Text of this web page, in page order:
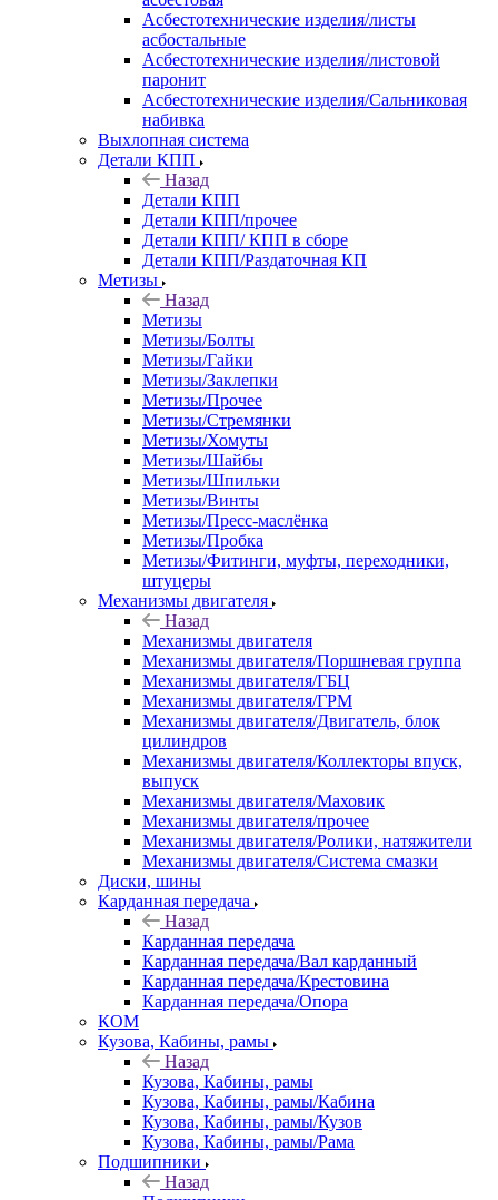
Асбестотехнические изделия/листы
асбостальные
Асбестотехнические изделия/листовой
паронит
Асбестотехнические изделия/Сальниковая
набивка
Выхлопная система
Детали КПП
Назад
Детали КПП
Детали КПП/прочее
Детали КПП/ КПП в сборе
Детали КПП/Раздаточная КП
Метизы
Назад
Метизы
Метизы/Болты
Метизы/Гайки
Метизы/Заклепки
Метизы/Прочее
Метизы/Стремянки
Метизы/Хомуты
Метизы/Шайбы
Метизы/Шпильки
Метизы/Винты
Метизы/Пресс-маслёнка
Метизы/Пробка
Метизы/Фитинги, муфты, переходники,
штуцеры
Механизмы двигателя
Назад
Механизмы двигателя
Механизмы двигателя/Поршневая группа
Механизмы двигателя/ГБЦ
Механизмы двигателя/ГРМ
Механизмы двигателя/Двигатель, блок
цилиндров
Механизмы двигателя/Коллекторы впуск,
выпуск
Механизмы двигателя/Маховик
Механизмы двигателя/прочее
Механизмы двигателя/Ролики, натяжители
Механизмы двигателя/Система смазки
Диски, шины
Карданная передача
Назад
Карданная передача
Карданная передача/Вал карданный
Карданная передача/Крестовина
Карданная передача/Опора
КОМ
Кузова, Кабины, рамы
Назад
Кузова, Кабины, рамы
Кузова, Кабины, рамы/Кабина
Кузова, Кабины, рамы/Кузов
Кузова, Кабины, рамы/Рама
Подшипники
Назад